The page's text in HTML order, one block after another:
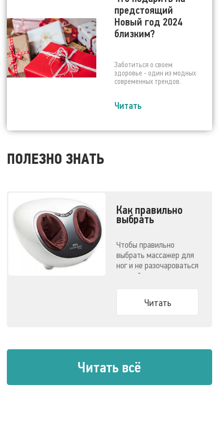
предстоящий
Новый год 2024
близким?
Заботиться о своем
здоровье - один из модных
современных трендов.
Читать
ПОЛЕЗНО ЗНАТЬ
Как правильно
выбрать
массажер для
ног?
Чтобы правильно
выбрать массажер для
ног и не разочароваться
в своей покупке, перед
на два вопроса...
Читать
Читать всё